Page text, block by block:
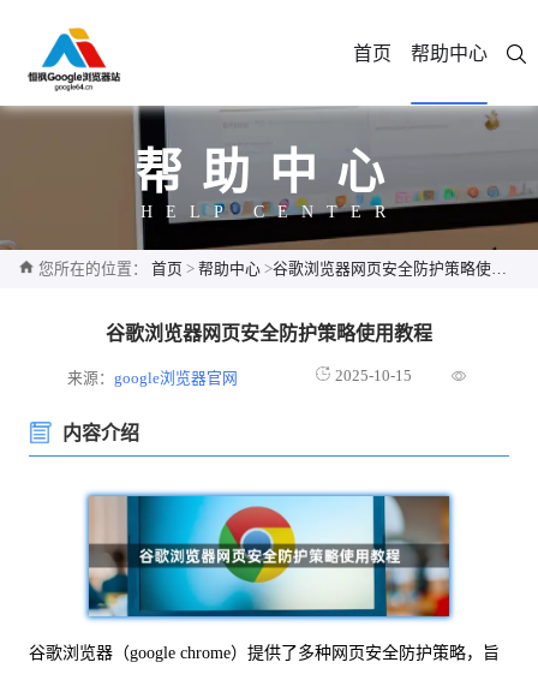
首页 帮助中心
帮助中心
HELP CENTER
您所在的位置： 首页 > 帮助中心 >谷歌浏览器网页安全防护策略使用教程
谷歌浏览器网页安全防护策略使用教程
来源：google浏览器官网 2025-10-15
内容介绍
谷歌浏览器（google chrome）提供了多种网页安全防护策略，旨